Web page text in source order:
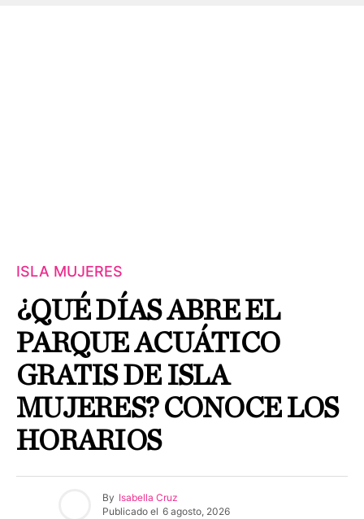
ISLA MUJERES
¿QUÉ DÍAS ABRE EL
PARQUE ACUÁTICO
GRATIS DE ISLA
MUJERES? CONOCE LOS
HORARIOS
By Isabella Cruz
Publicado el 6 agosto, 2026